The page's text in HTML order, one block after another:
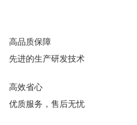
高品质保障
先进的生产研发技术
高效省心
优质服务，售后无忧